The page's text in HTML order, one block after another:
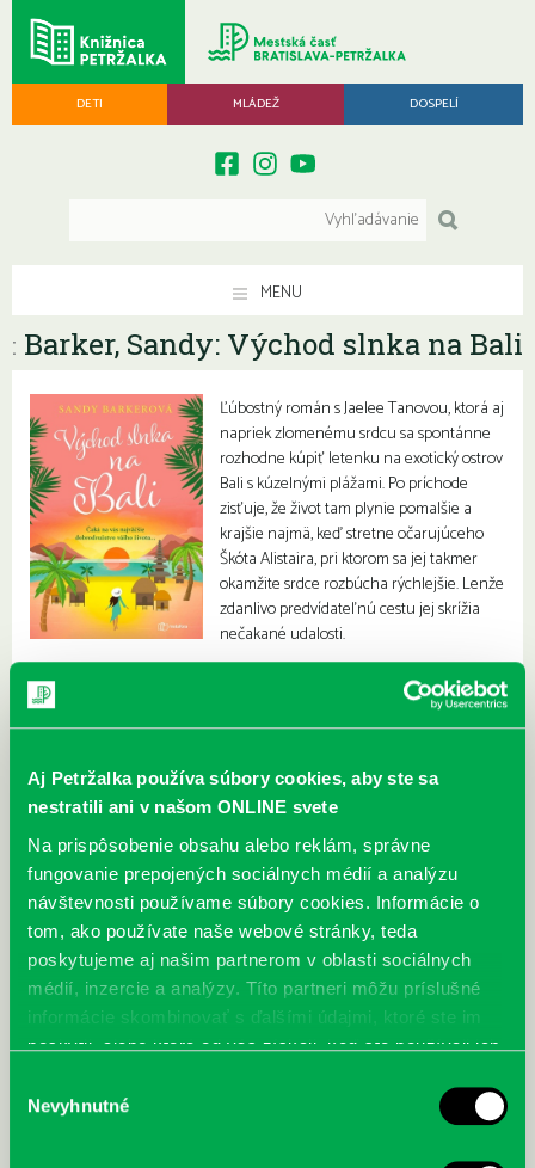
Aj Petržalka používa súbory cookies, aby ste sa
nestratili ani v našom ONLINE svete
Na prispôsobenie obsahu alebo reklám, správne
fungovanie prepojených sociálnych médií a analýzu
návštevnosti používame súbory cookies. Informácie o
tom, ako používate naše webové stránky, teda
poskytujeme aj našim partnerom v oblasti sociálnych
médií, inzercie a analýzy. Títo partneri môžu príslušné
informácie skombinovať s ďalšími údajmi, ktoré ste im
poskytli, alebo ktoré od vás získali, keď ste používali ich
súhlasu
Nevyhnutné
DETI MLÁDEŽ DOSPELÍ
MENU
: Barker, Sandy: Východ slnka na Bali
Ľúbostný román s Jaelee Tanovou, ktorá aj
napriek zlomenému srdcu sa spontánne
rozhodne kúpiť letenku na exotický ostrov
Bali s kúzelnými plážami. Po príchode
zisťuje, že život tam plynie pomalšie a
krajšie najmä, keď stretne očarujúceho
Škóta Alistaira, pri ktorom sa jej takmer
okamžite srdce rozbúcha rýchlejšie. Lenže
zdanlivo predvídateľnú cestu jej skrížia
nečakané udalosti.
McGrath, Andy: Tadej Pogačar: